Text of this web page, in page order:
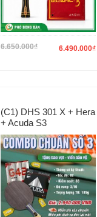
6.650.000₫ 6.490.000₫
(C1) DHS 301 X + Hera
+ Acuda S3